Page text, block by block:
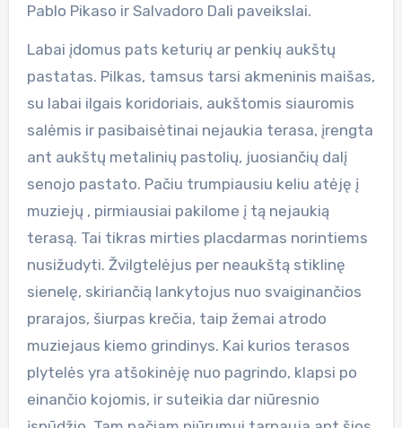
Pablo Pikaso ir Salvadoro Dali paveikslai.
Labai įdomus pats keturių ar penkių aukštų
pastatas. Pilkas, tamsus tarsi akmeninis maišas,
su labai ilgais koridoriais, aukštomis siauromis
salėmis ir pasibaisėtinai nejaukia terasa, įrengta
ant aukštų metalinių pastolių, juosiančių dalį
senojo pastato. Pačiu trumpiausiu keliu atėję į
muziejų , pirmiausiai pakilome į tą nejaukią
terasą. Tai tikras mirties placdarmas norintiems
nusižudyti. Žvilgtelėjus per neaukštą stiklinę
sienelę, skiriančią lankytojus nuo svaiginančios
prarajos, šiurpas krečia, taip žemai atrodo
muziejaus kiemo grindinys. Kai kurios terasos
plytelės yra atšokinėję nuo pagrindo, klapsi po
einančio kojomis, ir suteikia dar niūresnio